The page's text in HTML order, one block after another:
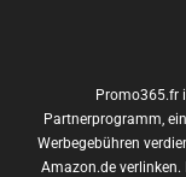
Promo365.fr
Partnerprogramm,
Werbegebühren
Amazon.de